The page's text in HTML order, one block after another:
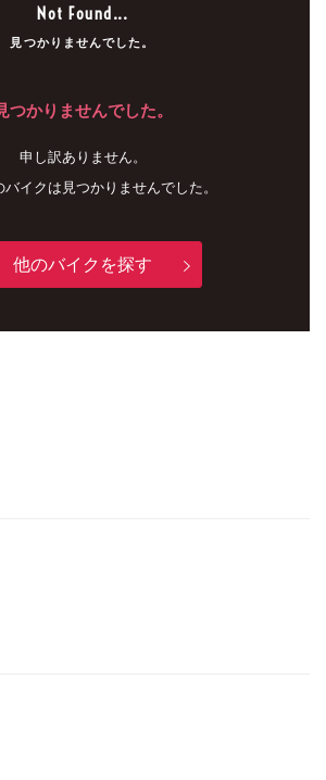
Not Found...
見つかりませんでした。
つかりませんでした。
申し訳ありません。
バイクは見つかりませんでした。
他のバイクを探す